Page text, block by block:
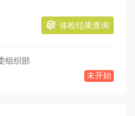
体检结果查询
组织部
未开始